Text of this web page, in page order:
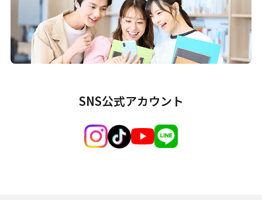
SNS公式アカウント